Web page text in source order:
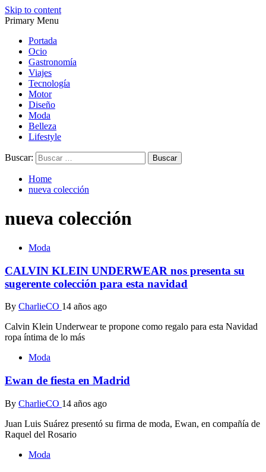
Skip to content
diseño…
diseño…
Primary Menu
Portada
Ocio
Gastronomía
Viajes
Tecnología
Motor
Diseño
Moda
Belleza
Lifestyle
Buscar:
Home
nueva colección
nueva colección
Moda
CALVIN KLEIN UNDERWEAR nos presenta su
sugerente colección para esta navidad
By CharlieCO 14 años ago
Calvin Klein Underwear te propone como regalo para esta Navidad
ropa íntima de lo más
Moda
Ewan de fiesta en Madrid
By CharlieCO 14 años ago
Juan Luis Suárez presentó su firma de moda, Ewan, en compañía de
Raquel del Rosario
Moda